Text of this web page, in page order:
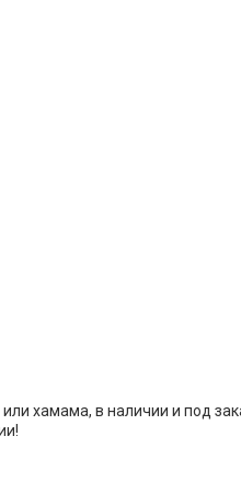
хамама, в наличии и под